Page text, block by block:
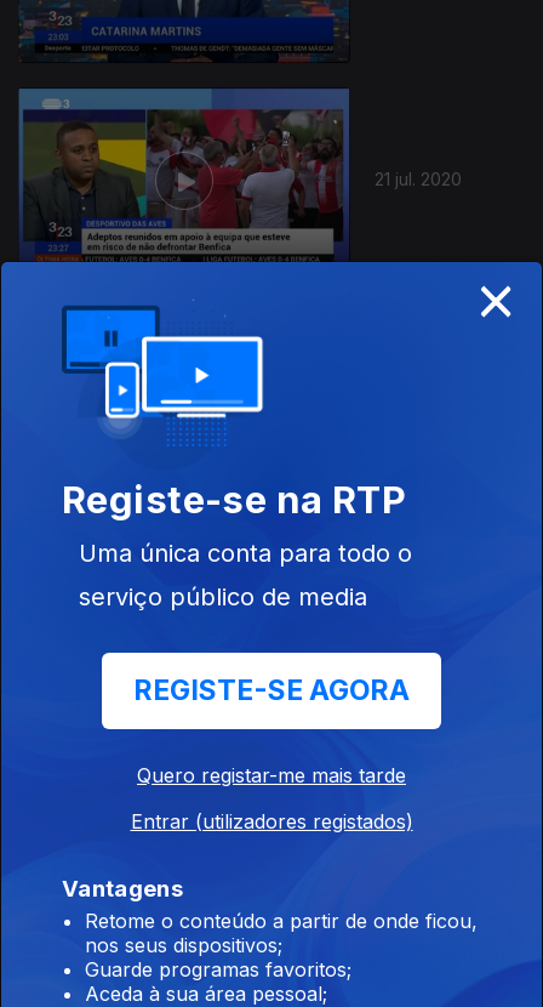
21 jul. 2020
14 jul. 2020
×
Registe-se na RTP
Uma única conta para todo o
serviço público de media
REGISTE-SE AGORA
Quero registar-me mais tarde
Entrar (utilizadores registados)
Vantagens
Retome o conteúdo a partir de onde ficou,
nos seus dispositivos;
Guarde programas favoritos;
Aceda à sua área pessoal;